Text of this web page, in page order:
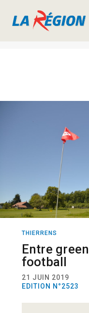
THIERRENS
Entre
football
21 JUIN 2019
EDITION N°2523